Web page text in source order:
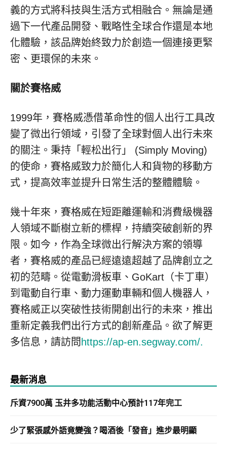
義的方式將科技與生活方式相融合。無論是通
過下一代產品開發、戰略性全球合作還是本地
化體驗，該品牌始終致力於創造一個連接更緊
密、更環保的未來。
關於賽格威
1999年，賽格威憑借革命性的個人出行工具改
變了微出行領域，引發了全球對個人出行未來
的關注。秉持「輕松出行」 (Simply Moving)
的使命，賽格威致力於簡化人和貨物的移動方
式，提高效率並提升日常生活的整體體驗。
幾十年來，賽格威在短距離運輸和消費級機器
人領域不斷樹立新的標桿，持續突破創新的界
限。如今，作為全球微出行解決方案的領導
者，賽格威的產品已經遠遠超越了品牌創立之
初的范疇。從電動滑板車、GoKart（卡丁車）
到電動自行車、動力運動車輛和個人機器人，
賽格威正以突破性技術開創出行的未來，推出
重新定義我們出行方式的創新產品。欲了解更
多信息，請訪問 https://ap-en.segway.com/.
最新消息
斥資7900萬 玉井多功能活動中心預計117年完工
少了緊張感外語竟變強？喝酒後「發音」進步最明顯